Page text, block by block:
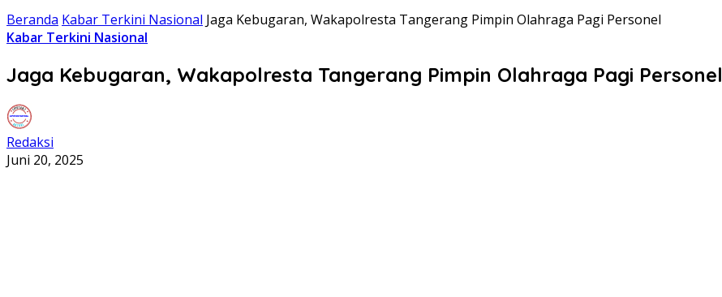
Beranda Kabar Terkini Nasional Jaga Kebugaran, Wakapolresta Tangerang Pimpin Olahraga Pagi Personel
Kabar Terkini Nasional
Jaga Kebugaran, Wakapolresta Tangerang Pimpin Olahraga Pagi Personel
Redaksi
Juni 20, 2025